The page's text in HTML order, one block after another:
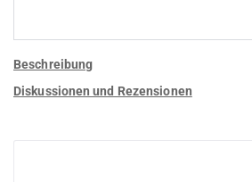
Beschreibung
Diskussionen und Rezensionen